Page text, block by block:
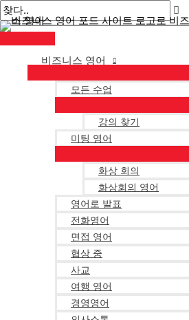
콘
텐
메
인
메
뉴
비즈니스 영어
모든 수업
강의 찾기
미팅 영어
화상 회의
화상회의 영어
영어로 발표
전화영어
면접 영어
협상 중
사교
여행 영어
경영영어
게
시